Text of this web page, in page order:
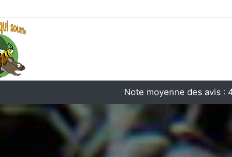
Note moyenne des avis :